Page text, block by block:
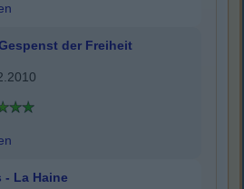
der Freiheit
- La Haine